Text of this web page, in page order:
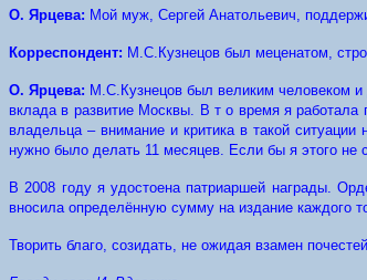
О. Ярцева: Мой муж, Сергей Анатольевич,
Корреспондент: М.С.Кузнецов был меценатом,
О. Ярцева: М.С.Кузнецов был великим человеком и
вклада в развитие Москвы. В т о время я
владельца – внимание и критика в такой
нужно было делать 11 месяцев. Если бы я этого не
В 2008 году я удостоена патриаршей награды.
вносила определённую сумму на издание каждого
Творить благо, созидать, не ожидая взамен